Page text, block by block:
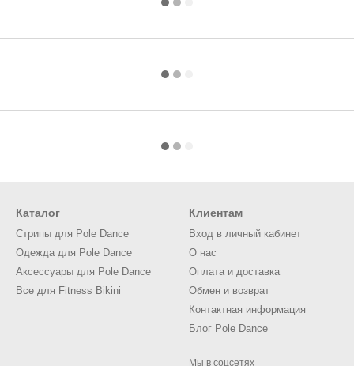
Каталог
Стрипы для Pole Dance
Одежда для Pole Dance
Аксессуары для Pole Dance
Все для Fitness Bikini
Клиентам
Вход в личный кабинет
О нас
Оплата и доставка
Обмен и возврат
Контактная информация
Блог Pole Dance
Мы в соцсетях